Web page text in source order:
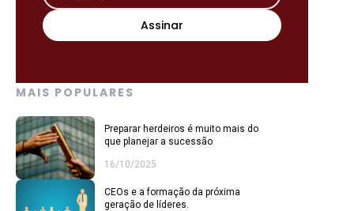
MAIS POPULARES
Preparar herdeiros é muito mais do
que planejar a sucessão
16/10/2025
CEOs e a formação da próxima
geração de líderes.